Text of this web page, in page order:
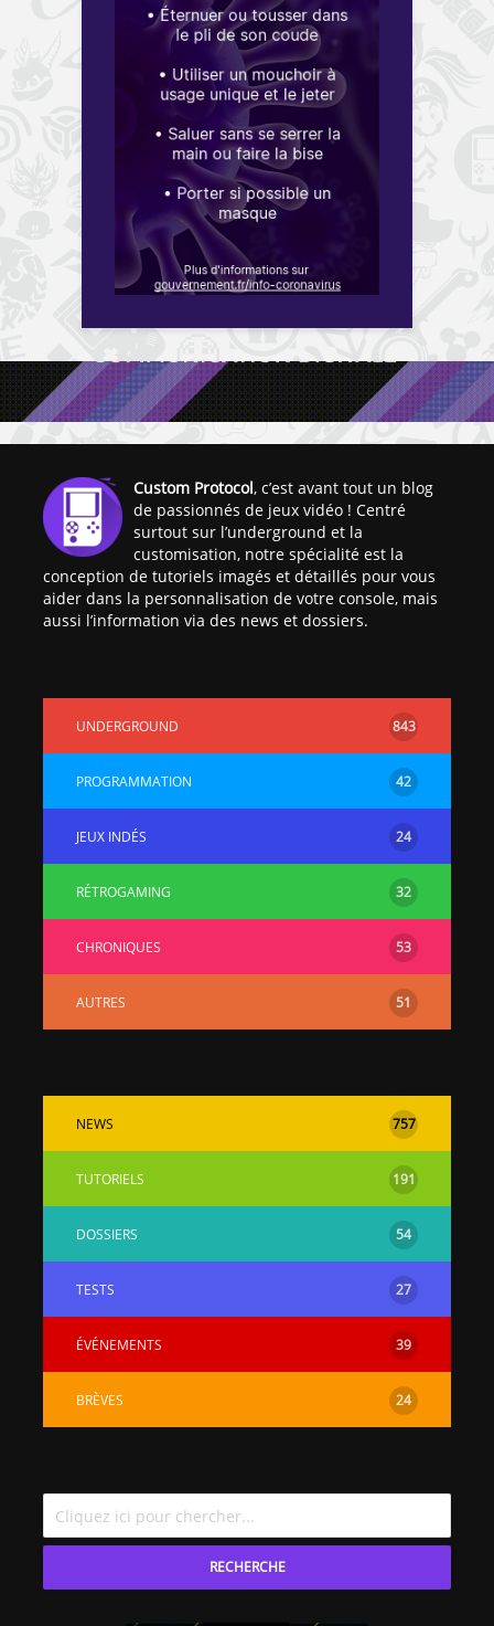
Custom Protocol, c’est avant tout un blog
de passionnés de jeux vidéo ! Centré
surtout sur l’underground et la
customisation, notre spécialité est la
conception de tutoriels imagés et détaillés pour vous
aider dans la personnalisation de votre console, mais
aussi l’information via des news et dossiers.
UNDERGROUND 843
PROGRAMMATION 42
JEUX INDÉS 24
RÉTROGAMING 32
CHRONIQUES 53
AUTRES 51
NEWS 757
TUTORIELS 191
DOSSIERS 54
TESTS 27
ÉVÉNEMENTS 39
BRÈVES 24
RECHERCHE